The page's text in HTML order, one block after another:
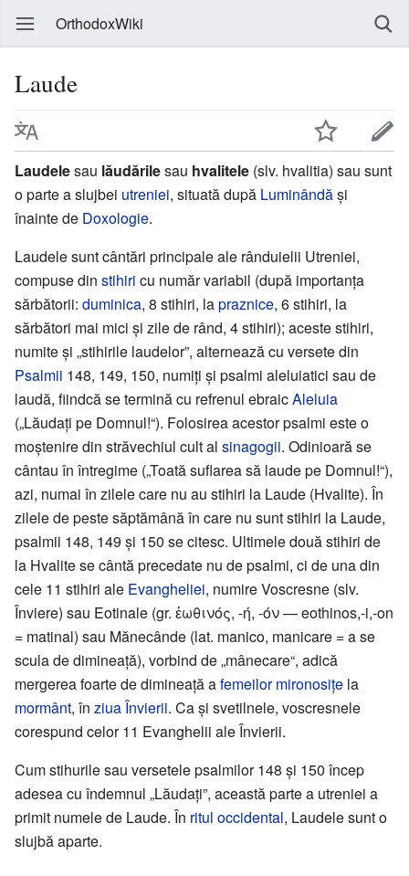
OrthodoxWiki
Laude
Laudelesau lăudărilesau hvalitele (slv. hvalitia) sau sunt
o parte a slujbei utreniei, situată după Luminândăși
înainte de Doxologie.
Laudele sunt cântări principale ale rânduielii Utreniei,
compuse din stihiri cu număr variabil (după importanța
sărbătorii: duminica, 8 stihiri, lapraznice, 6 stihiri, la
sărbători mai mici și zile de rând, 4 stihiri); aceste stihiri,
numite și „stihirile laudelor”, alternează cu versete din
Psalmii 148, 149, 150, numiți și psalmi aleluiatici sau de
laudă, fiindcă se termină cu refrenul ebraicAleluia
(„Lăudați pe Domnul!“). Folosirea acestor psalmi este o
moștenire din străvechiul cult al sinagogii. Odinioară se
cântau în întregime („Toată suflarea să laude pe Domnul!“),
azi, numai în zilele care nu au stihiri la Laude (Hvalite). În
zilele de peste săptămână în care nu sunt stihiri la Laude,
psalmii 148, 149 și 150 se citesc. Ultimele două stihiri de
la Hvalite se cântă precedate nu de psalmi, ci de una din
cele 11 stihiri ale Evangheliei, numire Voscresne (slv.
Înviere) sau Eotinale (gr. ἐωθινός, -ή, -όν — eothinos,-i,-on
= matinal) sau Mănecânde (lat. manico, manicare = a se
scula de dimineață), vorbind de „mânecare“, adică
mergerea foarte de dimineață afemeilor mironosițe la
mormânt, în ziua Învierii. Ca și svetilnele, voscresnele
corespund celor 11 Evanghelii ale Învierii.
Cum stihurile sau versetele psalmilor 148 și 150 încep
adesea cu îndemnul „Lăudați”, această parte a utreniei a
primit numele de Laude. În ritul occidental, Laudele sunt o
slujbă aparte.